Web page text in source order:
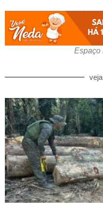
Espaço